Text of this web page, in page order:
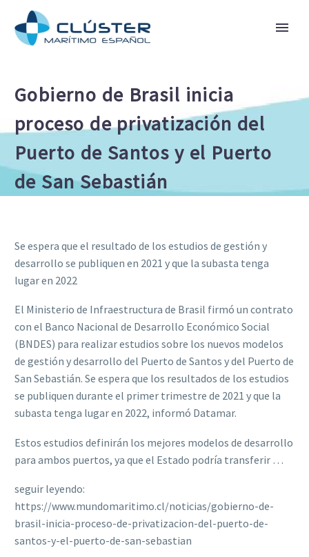
Gobierno de Brasil inicia
proceso de privatización del
Puerto de Santos y el Puerto
de San Sebastián
Se espera que el resultado de los estudios de gestión y
desarrollo se publiquen en 2021 y que la subasta tenga
lugar en 2022
El Ministerio de Infraestructura de Brasil firmó un contrato
con el Banco Nacional de Desarrollo Económico Social
(BNDES) para realizar estudios sobre los nuevos modelos
de gestión y desarrollo del Puerto de Santos y del Puerto de
San Sebastián. Se espera que los resultados de los estudios
se publiquen durante el primer trimestre de 2021 y que la
subasta tenga lugar en 2022, informó Datamar.
Estos estudios definirán los mejores modelos de desarrollo
para ambos puertos, ya que el Estado podría transferir …
seguir leyendo:
https://www.mundomaritimo.cl/noticias/gobierno-de-
brasil-inicia-proceso-de-privatizacion-del-puerto-de-
santos-y-el-puerto-de-san-sebastian